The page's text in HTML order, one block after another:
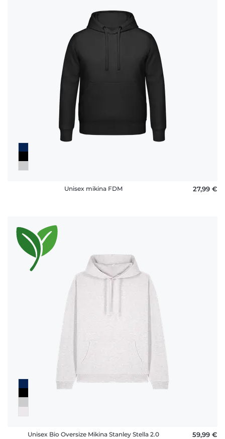
Unisex mikina FDM 27,99 €
Unisex Bio Oversize Mikina Stanley Stella 2.0 59,99 €